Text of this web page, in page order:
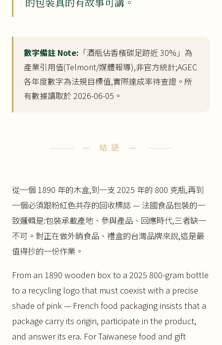
數字備註 Note: 「酒瓶佔香檳碳足跡近 30%」為
產業引用值(Telmont/媒體報導),非官方統計;AGEC
各年度數字為法規目標值,實際達成率待查證。所
有數據讀取於 2026-06-05。
— 結語 —
從一個 1890 年的木盒,到一支 2025 年的 800 克瓶,再到
一個必須跟粉紅色共存的回收標誌 — 法國食品包裝的一
致邏輯是:包裝承載產地、參與產品、回應時代,三者缺一
不可。對正在做外銷食品、禮盒的台灣品牌來說,這是最
值得抄的一份作業。
From an 1890 wooden box to a 2025 800-gram bottle
to a recycling logo that must coexist with a precise
shade of pink — French food packaging insists that a
package carry its origin, participate in the product,
and answer its era. For Taiwanese food and gift